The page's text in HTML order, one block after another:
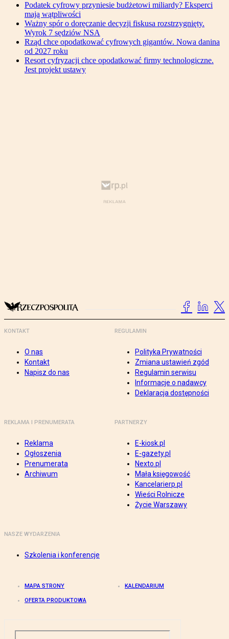
Podatek cyfrowy przyniesie budżetowi miliardy? Eksperci
mają wątpliwości
Ważny spór o doręczanie decyzji fiskusa rozstrzygnięty.
Wyrok 7 sędziów NSA
Rząd chce opodatkować cyfrowych gigantów. Nowa danina
od 2027 roku
Resort cyfryzacji chce opodatkować firmy technologiczne.
Jest projekt ustawy
KONTAKT
O nas
Kontakt
Napisz do nas
REGULAMIN
Polityka Prywatności
Zmiana ustawień zgód
Regulamin serwisu
Informacje o nadawcy
Deklaracja dostępności
REKLAMA I PRENUMERATA
Reklama
Ogłoszenia
Prenumerata
Archiwum
PARTNERZY
E-kiosk.pl
E-gazety.pl
Nexto.pl
Mała księgowość
Kancelarierp.pl
Wieści Rolnicze
Życie Warszawy
NASZE WYDARZENIA
Szkolenia i konferencje
MAPA STRONY KALENDARIUM
OFERTA PRODUKTOWA